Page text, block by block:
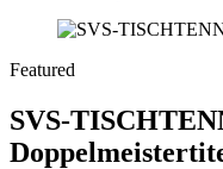
Featured
SVS-